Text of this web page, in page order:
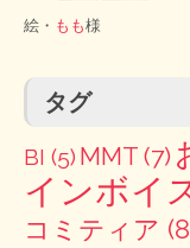
絵・ もも様
タグ
BI (5) MMT (7)
インボイ
コミティア